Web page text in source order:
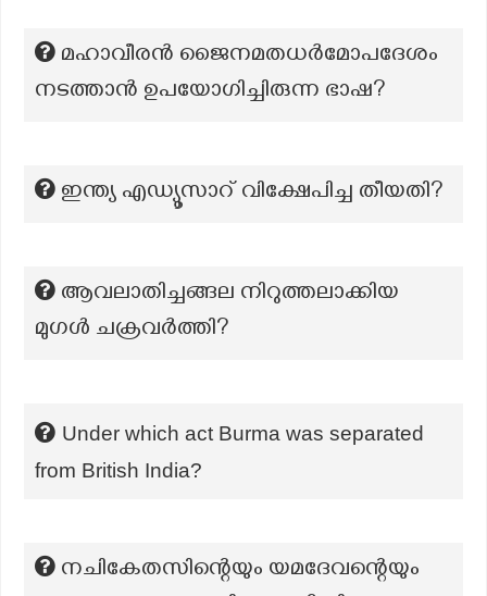
മഹാവീരൻ ജൈനമതധർമോപദേശം
നടത്താൻ ഉപയോഗിച്ചിരുന്ന ഭാഷ?
ഇന്ത്യ എഡ്യൂസാറ് വിക്ഷേപിച്ച തീയതി?
ആവലാതിച്ചങ്ങല നിറുത്തലാക്കിയ
മുഗൾ ചക്രവർത്തി?
Under which act Burma was separated
from British India?
നചികേതസിന്റെയും യമദേവന്റെയും